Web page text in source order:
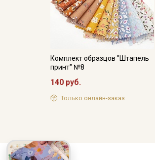
Комплект образцов "Штапель
принт" №8
140 руб.
Только онлайн-заказ